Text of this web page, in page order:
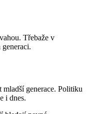
Třebaže v
generace. Politiku
i dnes.